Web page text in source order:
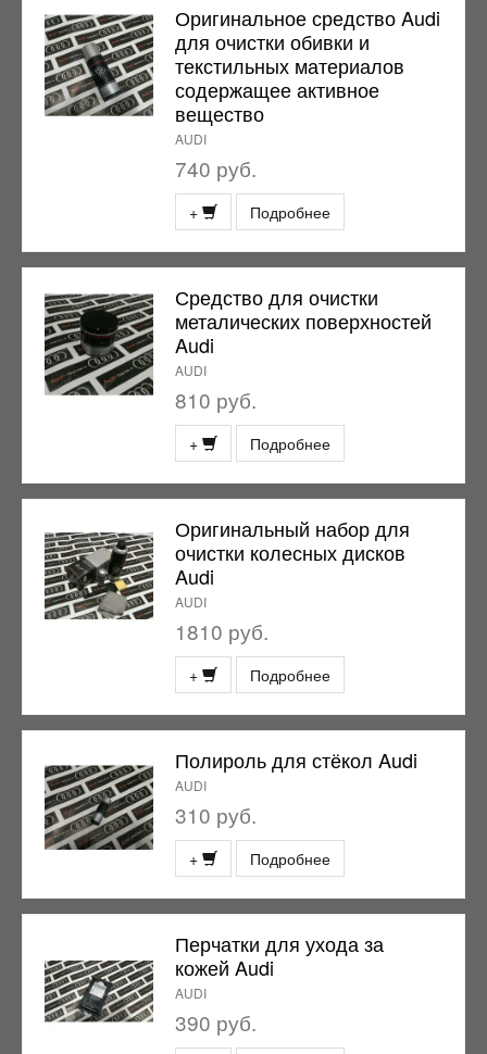
Оригинальное средство Audi
для очистки обивки и
текстильных материалов
содержащее активное
вещество
AUDI
740 руб.
+ Подробнее
Средство для очистки
металических поверхностей
Audi
AUDI
810 руб.
+ Подробнее
Оригинальный набор для
очистки колесных дисков
Audi
AUDI
1810 руб.
+ Подробнее
Полироль для стёкол Audi
AUDI
310 руб.
+ Подробнее
Перчатки для ухода за
кожей Audi
AUDI
390 руб.